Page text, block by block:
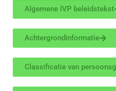
Algemene IVP beleidstekst
Achtergrondinformatie
Classificatie van